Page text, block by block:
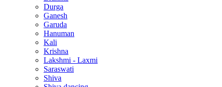
Durga
Ganesh
Garuda
Hanuman
Kali
Krishna
Lakshmi - Laxmi
Saraswati
Shiva